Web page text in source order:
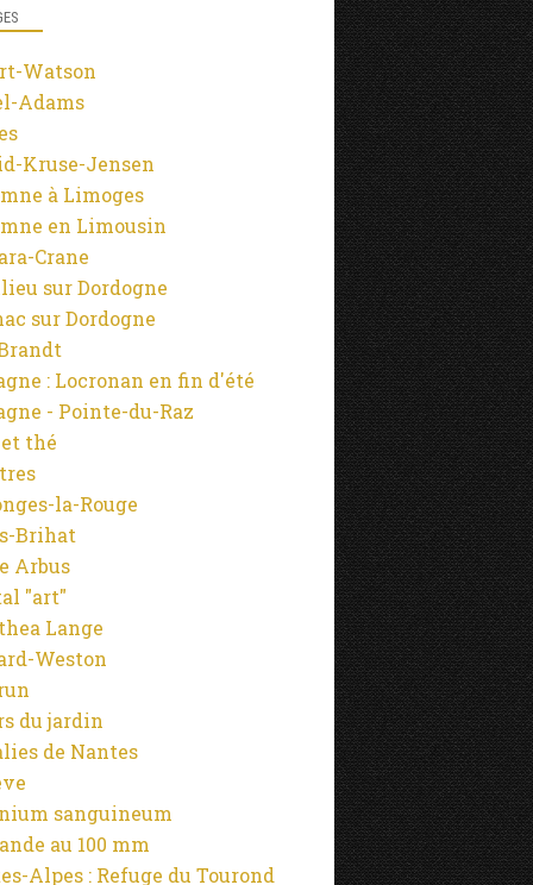
NATURE ET PHOTOGRAPHIE
VIEILLES PIERRES
PHOTOGRAPHIES
LIEUX PRIVILÉGIÉS
OMBRES ET LUMIÈRES
NATURE ET PHOTOGRAPHIE
OMBRES ET LUMIÈRES
NATURE ET PHOTOGRAPHIE
PHOTOGRAPHIES
LIEUX PRIVILÉGIÉS
Watson
Adams
Kruse-Jensen
à Limoges
en Limousin
Crane
sur Dordogne
sur Dordogne
: Locronan en fin d'été
- Pointe-du-Raz
thé
la-Rouge
Brihat
Arbus
"art"
Lange
Weston
du jardin
de Nantes
sanguineum
au 100 mm
Alpes : Refuge du Tourond